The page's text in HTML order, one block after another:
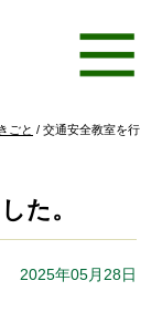
ごと / 交通安全教室を行
た。
2025年05月28日